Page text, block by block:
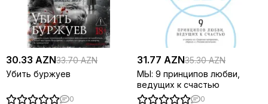
30.33 AZN33.70 AZN
Убить буржуев
0
31.77 AZN35.30 AZN
МЫ: 9 принципов любви,
ведущих к счастью
0